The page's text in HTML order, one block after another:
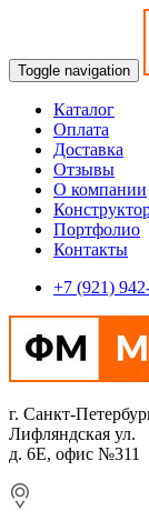
Toggle navigation
Каталог
Оплата
Доставка
Отзывы
О компании
Портфолио
Контакты
+7 (921)
г. Санкт-
Лифляндская ул.
д. 6Е, офис №311